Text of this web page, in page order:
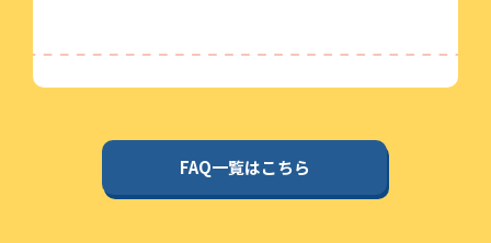
FAQ一覧はこちら